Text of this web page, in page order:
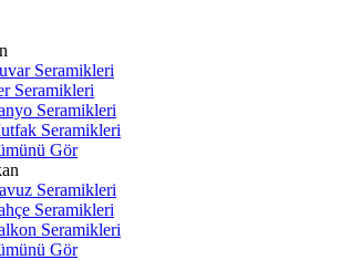
Seramikleri
Seramikleri
Seramikleri
Seramikleri
Gör
Seramikleri
Seramikleri
Seramikleri
Gör